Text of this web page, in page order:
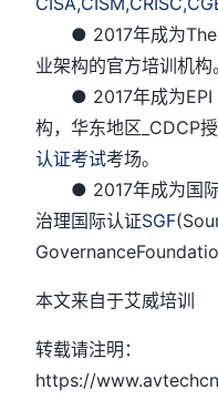
● 2017年成为The
业架构的官方培训机构
● 2017年成为EPI
构，华东地区_CDCP
认证考试考场。
● 2017年成为国际
治理国际认证SGF
本文来自于艾威培训
转载请注明：
https://